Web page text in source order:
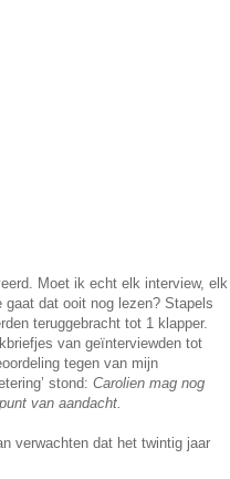
Moet ik echt elk interview, elk
dat ooit nog lezen? Stapels
teruggebracht tot 1 klapper.
van geïnterviewden tot
tegen van mijn
stond: Carolien mag nog
van aandacht.
verwachten dat het twintig jaar